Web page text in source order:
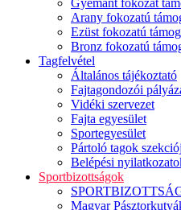
Gyémánt fokozat
Arany fokozatú
Ezüst fokozatú
Bronz fokozatú
Tagfelvétel
Általános tájékoztató
Fajtagondozói
Vidéki szervezet
Fajta egyesület
Sportegyesület
Pártoló tagok
Belépési
Sportbizottságok
Magyar